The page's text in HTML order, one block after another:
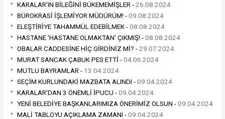
KARALAR'IN BİLEĞİNİ BÜKEMEMİŞLER -26.08.2024
BÜROKRASİ İŞLEMİYOR MÜDÜRÜM! -09.08.2024
ELEŞTİRİYE TAHAMMÜL EDEBİLMEK -08.08.2024
HASTANE 'HASTANE OLMAKTAN' ÇIKMIŞ! -08.08.2024
OBALAR CADDESİNE HİÇ GİRDİNİZ Mİ? -29.07.2024
MURAT SANCAK ÇABUK PES ETTİ -04.06.2024
MUTLU BAYRAMLAR - 13.04.2024
SEÇİM KURLUNDAKİ MAZBATA ALINDI -09.04.2024
KARALAR'DAN 3 ÖNEMLİ İPUCU -09.04.2024
YENİ BELEDİYE BAŞKANLARIMIZA ÖNERİMİZ OLSUN -09.04.2024
MALİ TABLOYU AÇIKLAMA ZAMANI -09.04.2024